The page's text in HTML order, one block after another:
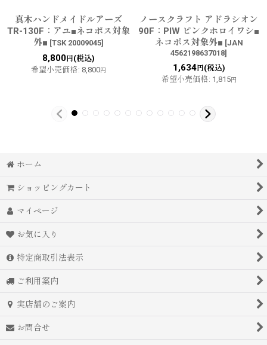
真木ハンドメイドルアーズ
TR-130F：アユ■ネコポス対象
外■ [TSK 20009045]
8,800円(税込)
希望小売価格: 8,800円
ノースクラフト アドラシオン
90F：PIW ピンクホロイワシ■
ネコポス対象外■ [JAN
4562198637018]
1,634円(税込)
希望小売価格: 1,815円
ホーム
ショッピングカート
マイページ
お気に入り
特定商取引法表示
ご利用案内
実店舗のご案内
お問合せ